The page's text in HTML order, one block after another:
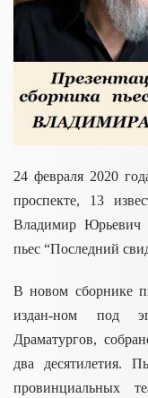
24 февраля 2020
проспекте, 13
Владимир Юрьевич
пьес “Последний
В новом сборнике
издан-ном под
Драматургов,
два десятилетия.
провинциальных